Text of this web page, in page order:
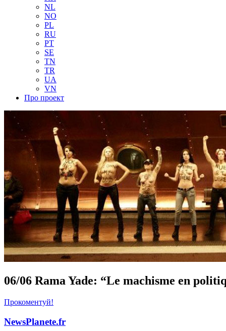
NL
NO
PL
RU
PT
SE
TN
TR
UA
VN
Про проект
06/06 Rama Yade: “Le machisme en
Прокоментуй!
NewsPlanete.fr